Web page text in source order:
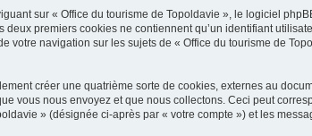
sur « Office du tourisme de Topoldavie », le logiciel
premiers cookies ne contiennent qu’un identifiant
navigation sur les sujets de « Office du tourisme de
créer une quatrième sorte de cookies, externes au
vous nous envoyez et que nous collectons. Ceci peut
» (désignée ci-après par « votre compte ») et les